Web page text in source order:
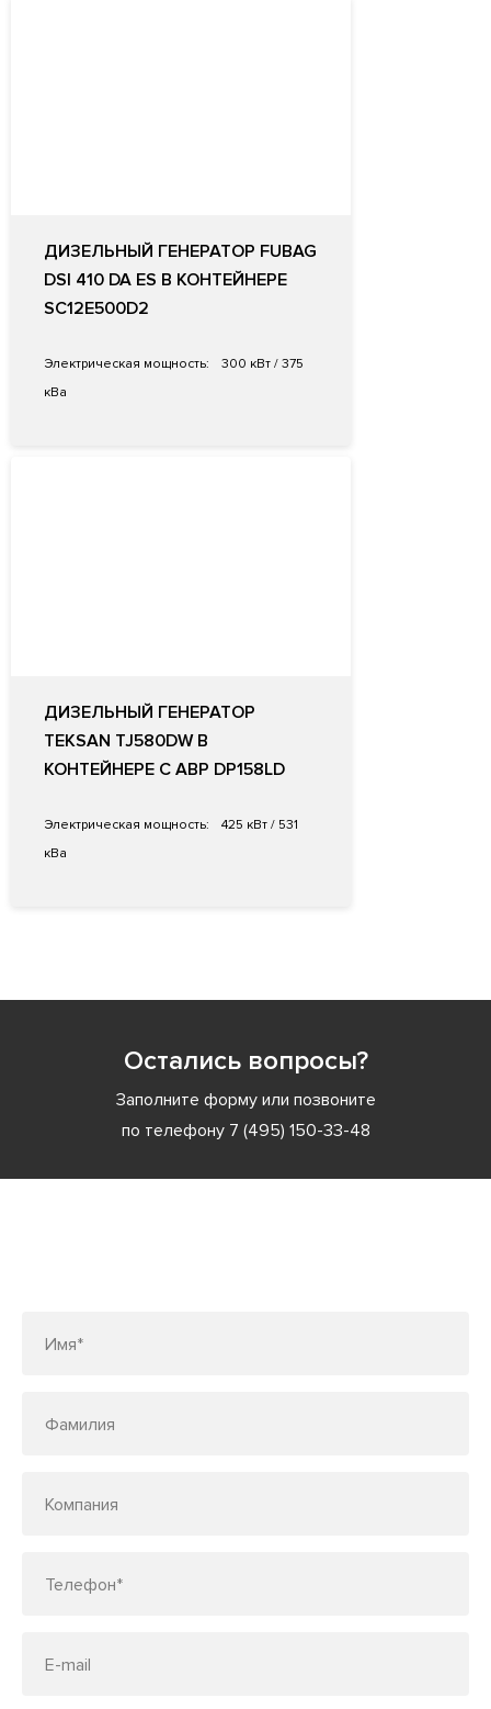
ДИЗЕЛЬНЫЙ ГЕНЕРАТОР FUBAG
DSI 410 DA ES В КОНТЕЙНЕРЕ
SC12E500D2
Электрическая мощность:
300 кВт / 375
кВа
ДИЗЕЛЬНЫЙ ГЕНЕРАТОР
TEKSAN TJ580DW В
КОНТЕЙНЕРЕ С АВР DP158LD
Электрическая мощность:
425 кВт / 531
кВа
Остались вопросы?
Заполните форму или позвоните
по телефону 7 (495) 150-33-48
Имя*
Фамилия
Компания
Телефон*
E-mail